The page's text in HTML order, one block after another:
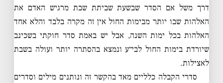
דרך משל אם הסדר שבשעת שביתת שבת מרגיש האדם את
האלהות שבו יותר מבימות החול אין זה מקרה בלבד והלא אחד
האלהות בכל ימות השנה, אבל יש באמת סדר חוקתי בשכינב
שיורדת בימות החול לבי״ע ונמצא בהסתרה יותר ועולה בשבת
לאצילות.
סדרי הקבלה כלליים מאד בהקשר זה ונותנים מילים וסדרים